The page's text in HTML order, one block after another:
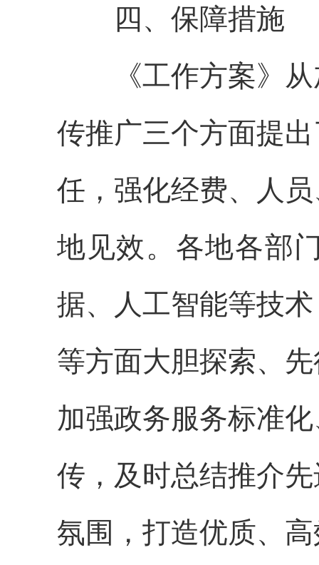
四、保障措施
《工作方案》从
传推广三个方面提
任，强化经费、人
地见效。各地各部
据、人工智能等技
等方面大胆探索、
加强政务服务标准
传，及时总结推介
氛围，打造优质、